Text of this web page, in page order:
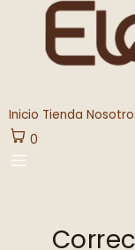
Inicio Tienda
0
entradas